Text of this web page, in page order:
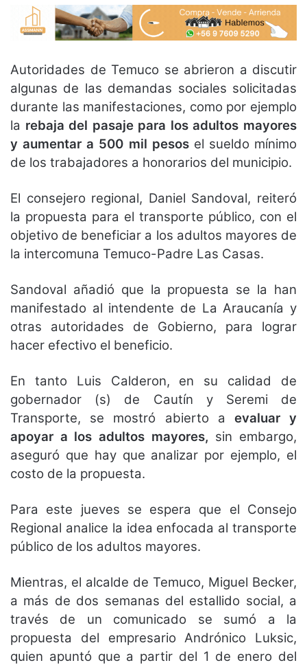
Autoridades de Temuco se abrieron a discutir
algunas de las demandas sociales solicitadas
durante las manifestaciones, como por ejemplo
la rebaja del pasaje para los adultos mayores
y aumentar a 500 mil pesos el sueldo mínimo
de los trabajadores a honorarios del municipio.
El consejero regional, Daniel Sandoval, reiteró
la propuesta para el transporte público, con el
objetivo de beneficiar a los adultos mayores de
la intercomuna Temuco-Padre Las Casas.
Sandoval añadió que la propuesta se la han
manifestado al intendente de La Araucanía y
otras autoridades de Gobierno, para lograr
hacer efectivo el beneficio.
En tanto Luis Calderon, en su calidad de
gobernador (s) de Cautín y Seremi de
Transporte, se mostró abierto a evaluar y
apoyar a los adultos mayores, sin embargo,
aseguró que hay que analizar por ejemplo, el
costo de la propuesta.
Para este jueves se espera que el Consejo
Regional analice la idea enfocada al transporte
público de los adultos mayores.
Mientras, el alcalde de Temuco, Miguel Becker,
a más de dos semanas del estallido social, a
través de un comunicado se sumó a la
propuesta del empresario Andrónico Luksic,
quien apuntó que a partir del 1 de enero del